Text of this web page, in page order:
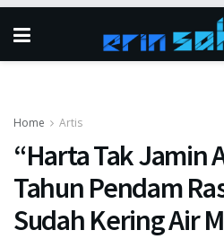
Home Artis
“Harta Tak Jamin
Tahun Pendam
Sudah Kering Air